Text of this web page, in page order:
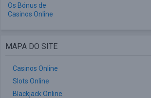
Os Bónus de
Casinos Online
MAPA DO SITE
Casinos Online
Slots Online
Blackjack Online